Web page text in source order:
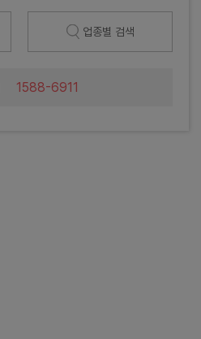
업종별 검색
1588-6911